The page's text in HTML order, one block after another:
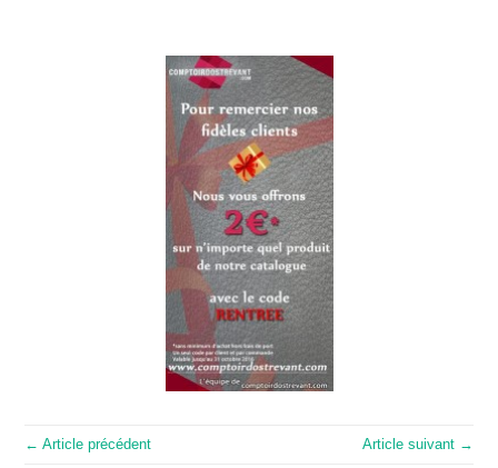
← Article précédent Article suivant →